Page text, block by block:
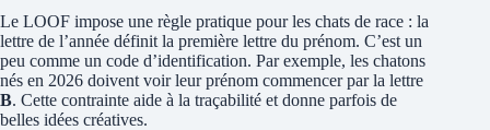
Le LOOF impose une règle pratique pour les chats de race : la
lettre de l’année définit la première lettre du prénom. C’est un
peu comme un code d’identification. Par exemple, les chatons
nés en 2026 doivent voir leur prénom commencer par la lettre
B. Cette contrainte aide à la traçabilité et donne parfois de
belles idées créatives.